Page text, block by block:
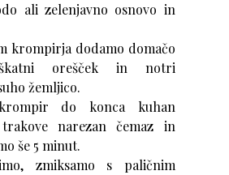
ali zelenjavno osnovo in
krompirja dodamo domačo
orešček in notri
žemljico.
do konca kuhan
narezan čemaz in
še 5 minut.
zmiksamo s paličnim